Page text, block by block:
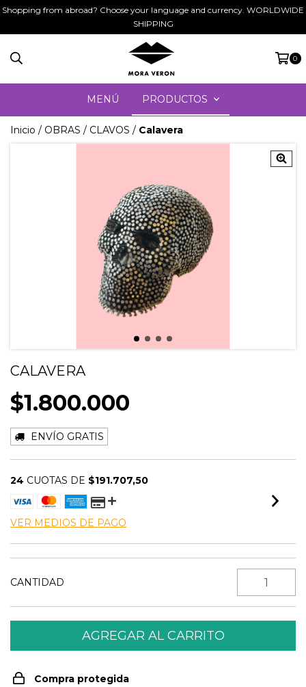
Shopping from abroad? Choose your language and currency. WORLDWIDE
SHIPPING
0
MENÚ PRODUCTOS
Inicio / OBRAS / CLAVOS / Calavera
CALAVERA
$1.800.000
ENVÍO GRATIS
24 CUOTAS DE $191.707,50
VER MEDIOS DE PAGO
CANTIDAD
Compra protegida